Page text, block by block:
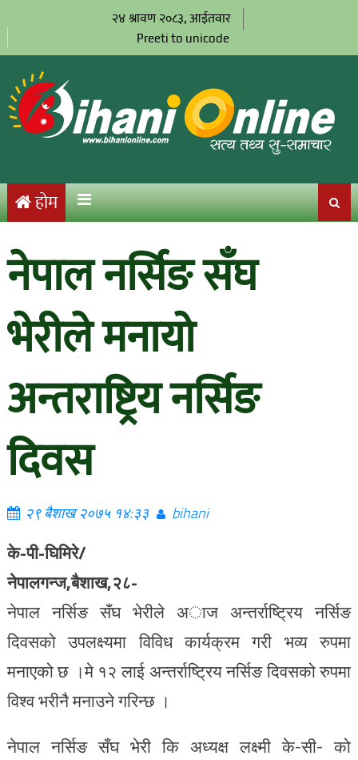
२४ श्रावण २०८३, आईतवार
Preeti to unicode
होम
नेपाल नर्सिङ सँघ
भेरीले मनायो
अन्तराष्ट्रिय नर्सिङ
दिवस
२९ बैशाख २०७५ १४:३३ bihani
के-पी-घिमिरे/
नेपालगन्ज,बैशाख,२८-
नेपाल नर्सिङ सँघ भेरीले अाज अन्तर्राष्ट्रिय नर्सिङ
दिवसको उपलक्ष्यमा विविध कार्यक्रम गरी भव्य रुपमा
मनाएको छ ।मे १२ लाई अन्तर्राष्ट्रिय नर्सिङ दिवसको रुपमा
विश्व भरीनै मनाउने गरिन्छ ।
नेपाल नर्सिङ सँघ भेरी कि अध्यक्ष लक्ष्मी के-सी- को